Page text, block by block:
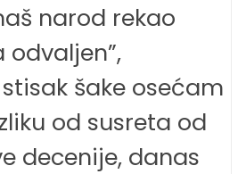
narod rekao
odvaljen”,
šake osećam
od susreta od
decenije, danas